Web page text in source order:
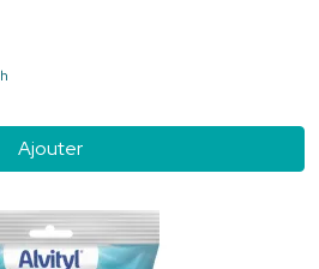
Ajouter